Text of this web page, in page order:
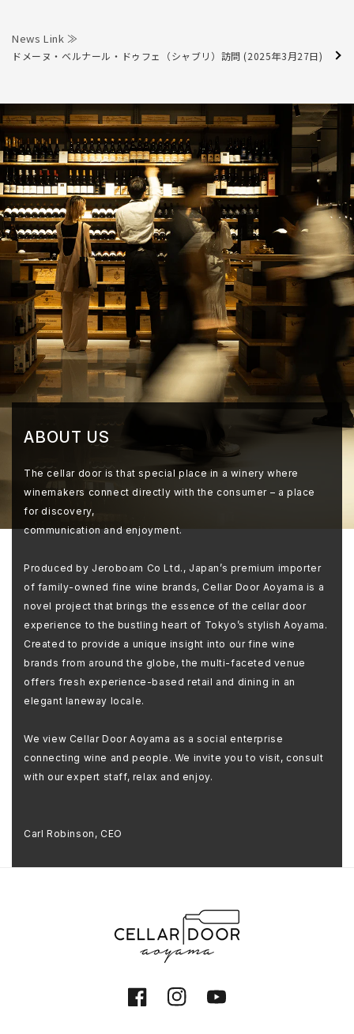
News Link ≫
ドメーヌ・ベルナール・ドゥフェ（シャブリ）訪問 (2025年3月27日)
ABOUT US
The cellar door is that special place in a winery where
winemakers connect directly with the consumer – a place
for discovery,
communication and enjoyment.
Produced by Jeroboam Co Ltd., Japan’s premium importer
of family-owned fine wine brands, Cellar Door Aoyama is a
novel project that brings the essence of the cellar door
experience to the bustling heart of Tokyo’s stylish Aoyama.
Created to provide a unique insight into our fine wine
brands from around the globe, the multi-faceted venue
offers fresh experience-based retail and dining in an
elegant laneway locale.
We view Cellar Door Aoyama as a social enterprise
connecting wine and people. We invite you to visit, consult
with our expert staff, relax and enjoy.
Carl Robinson, CEO
FacebookInstagramYouTube